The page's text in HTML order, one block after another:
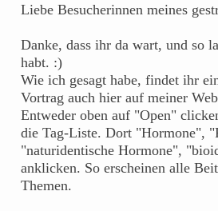
Liebe Besucherinnen meines
Danke, dass ihr da wart, und so
habt. :)
Wie ich gesagt habe, findet ihr
Vortrag auch hier auf meiner
Entweder oben auf "Open"
die Tag-Liste. Dort "Hormone",
"naturidentische Hormone",
anklicken. So erscheinen alle
Themen.